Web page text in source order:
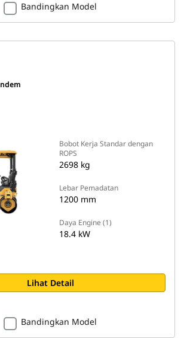
Bandingkan Model
Bobot Kerja Standar dengan
ROPS
2698 kg
Lebar Pemadatan
1200 mm
Daya Engine (1)
18.4 kW
Lihat Detail
Bandingkan Model